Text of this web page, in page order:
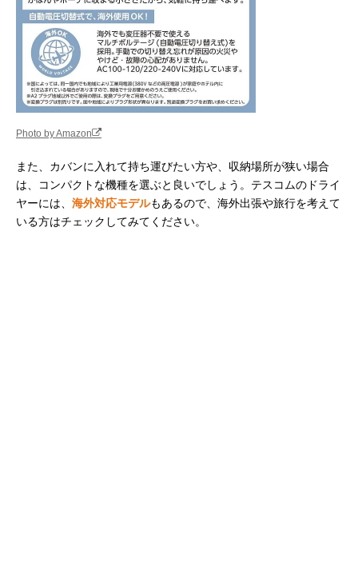
Photo by Amazon
また、カバンに入れて持ち運びたい方や、収納場所が狭い場合
は、コンパクトな機種を選ぶと良いでしょう。テスコムのドライ
ヤーには、 海外対応モデルもあるので、海外出張や旅行を考えて
いる方はチェックしてみてください。